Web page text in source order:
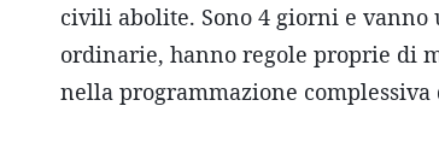
civili abolite. Sono 4 giorni e
ordinarie, hanno regole proprie di
nella programmazione